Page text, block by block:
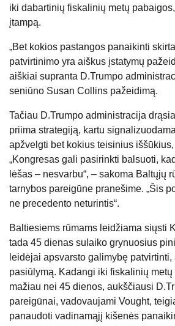
iki dabartinių fiskalinių metų
įtampą.
„Bet kokios pastangos panaikinti
patvirtinimo yra aiškus įstatymų
aiškiai supranta D.Trumpo
seniūno Susan Collins pažeidimą.
Tačiau D.Trumpo administracija
priima strategiją, kartu
apžvelgti bet kokius teisinius
„Kongresas gali pasirinkti balsuoti,
lėšas – nesvarbu“, – sakoma Baltųjų
tarnybos pareigūne pranešime. „Šis
ne precedento neturintis“.
Baltiesiems rūmams leidžiama siųsti
tada 45 dienas sulaiko grynuosius
leidėjai apsvarsto galimybę
pasiūlymą. Kadangi iki fiskalinių
mažiau nei 45 dienos, aukščiausi
pareigūnai, vadovaujami Vought,
panaudoti vadinamąjį kišenės